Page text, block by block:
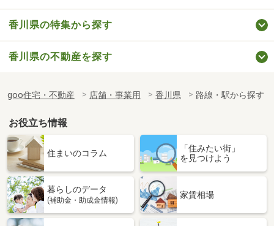
香川県の特集から探す
香川県の不動産を探す
goo住宅・不動産 店舗・事業用 香川県 路線・駅から探す
お役立ち情報
住まいのコラム
「住みたい街」
を見つけよう
暮らしのデータ
(補助金・助成金情報)
家賃相場